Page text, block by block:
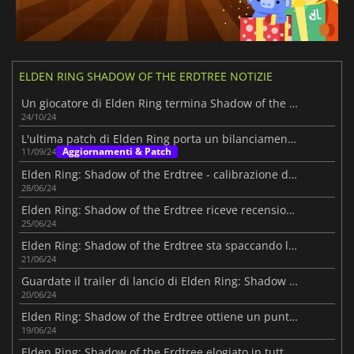
ELDEN RING SHADOW OF THE ERDTREE NOTIZIE
Un giocatore di Elden Ring termina Shadow of the Erdtree con 1 HP.
24/10/24
L'ultima patch di Elden Ring porta un bilanciamento e dei nerf al boss finale di Shadow of the Erdtree
11/09/24 Aggiornamenti & Patch
Elden Ring: Shadow of the Erdtree - calibrazione della difficoltà
28/06/24
Elden Ring: Shadow of the Erdtree riceve recensioni contrastanti su Steam
25/06/24
Elden Ring: Shadow of the Erdtree sta spaccando le classifiche su Steam
21/06/24
Guardate il trailer di lancio di Elden Ring: Shadow of the Erdtree prima della sua uscita
20/06/24
Elden Ring: Shadow of the Erdtree ottiene un punteggio incredibile su Metacritic
19/06/24